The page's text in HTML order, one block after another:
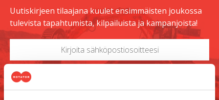
Uutiskirjeen tilaajana kuulet ensimmäisten joukossa
tulevista tapahtumista, kilpailuista ja kampanjoista!